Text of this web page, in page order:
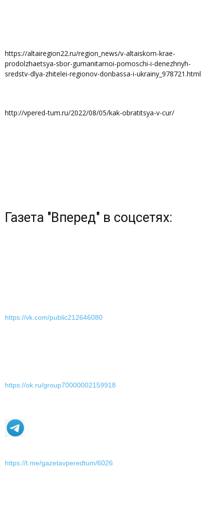
https://altairegion22.ru/region_news/v-altaiskom-krae-
prodolzhaetsya-sbor-gumanitarnoi-pomoschi-i-denezhnyh-
sredstv-dlya-zhitelei-regionov-donbassa-i-ukrainy_978721.html
http://vpered-tum.ru/2022/08/05/kak-obratitsya-v-cur/
Газета "Вперед" в соцсетях:
https://vk.com/public212646080
https://ok.ru/group70000002159918
https://t.me/gazetavperedtum/6026